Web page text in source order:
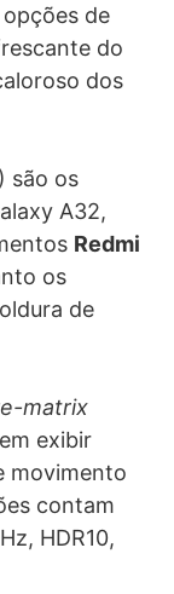
de
do
dos
são os
A32,
Redmi
os
de
matrix
exibir
movimento
contam
HDR10,